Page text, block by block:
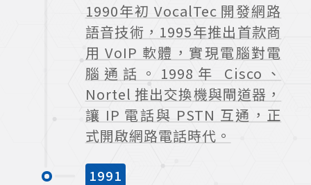
1990年初 VocalTec 開發網路
語音技術，1995年推出首款商
用 VoIP 軟體，實現電腦對電
腦通話。1998年 Cisco、
Nortel 推出交換機與閘道器，
讓 IP 電話與 PSTN 互通，正
式開啟網路電話時代。
1991